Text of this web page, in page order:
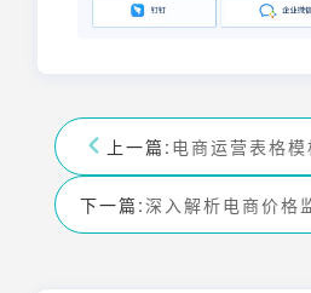
上一篇:
下一篇: